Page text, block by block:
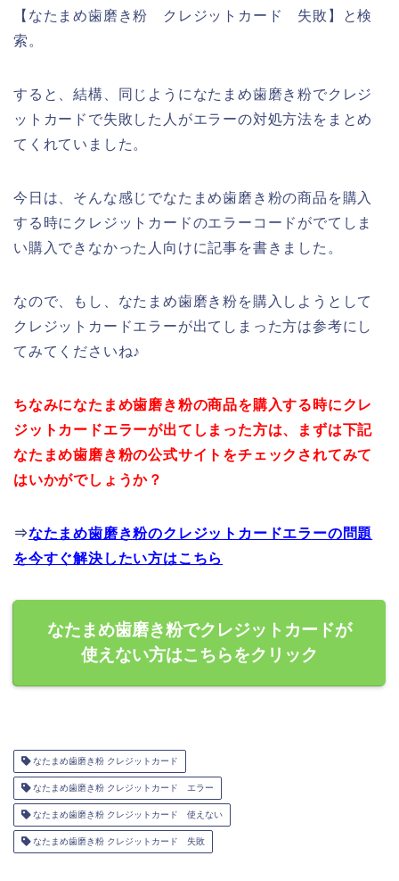
【なたまめ歯磨き粉 クレジットカード 失敗】と検
索。
すると、結構、同じようになたまめ歯磨き粉でクレジ
ットカードで失敗した人がエラーの対処方法をまとめ
てくれていました。
今日は、そんな感じでなたまめ歯磨き粉の商品を購入
する時にクレジットカードのエラーコードがでてしま
い購入できなかった人向けに記事を書きました。
なので、もし、なたまめ歯磨き粉を購入しようとして
クレジットカードエラーが出てしまった方は参考にし
てみてくださいね♪
ちなみになたまめ歯磨き粉の商品を購入する時にクレ
ジットカードエラーが出てしまった方は、まずは下記
なたまめ歯磨き粉の公式サイトをチェックされてみて
はいかがでしょうか？
⇒なたまめ歯磨き粉のクレジットカードエラーの問題
を今すぐ解決したい方はこちら
なたまめ歯磨き粉でクレジットカードが
使えない方はこちらをクリック
なたまめ歯磨き粉 クレジットカード
なたまめ歯磨き粉 クレジットカード エラー
なたまめ歯磨き粉 クレジットカード 使えない
なたまめ歯磨き粉 クレジットカード 失敗